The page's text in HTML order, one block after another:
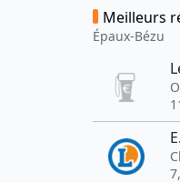
Meilleurs
Épaux-Bézu